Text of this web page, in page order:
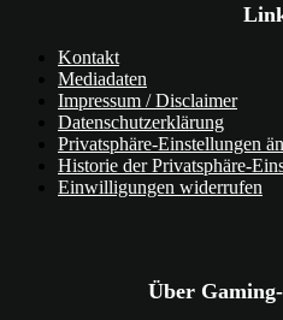
Kontakt
Mediadaten
Impressum / Disclaimer
Datenschutzerklärung
Privatsphäre-Einstellungen
Historie der Privatsphäre-
Einwilligungen widerrufen
Über